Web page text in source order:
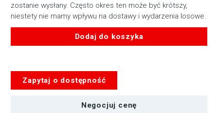
zostanie wysłany. Często okres ten może być krótszy,
niestety nie mamy wpływu na dostawy i wydarzenia losowe.
Dodaj do koszyka
TA-
BTP-Zapytaj o dostępność
Negocjuj cenę